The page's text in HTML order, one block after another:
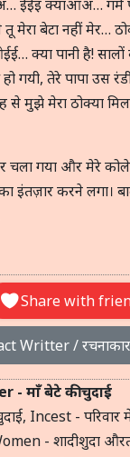
ईईइ क्याआअ… गर्म
मेरा बेटा नहीं मेर…
क्या पानी है!
गयी, तेरे पापा उस
से मुझे मेरा ठोक्या
चला गया और मेरे
इंतज़ार करने लगा।
Share with
Writter /
- माँ बेटे की चुदाई
, Incest - परिवार
- शादीशुदा